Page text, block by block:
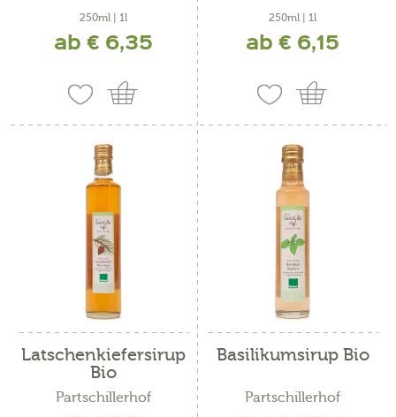
250ml | 1l
ab € 6,35
250ml | 1l
ab € 6,15
Latschenkiefersirup
Bio
Partschillerhof
Basilikumsirup Bio
Partschillerhof